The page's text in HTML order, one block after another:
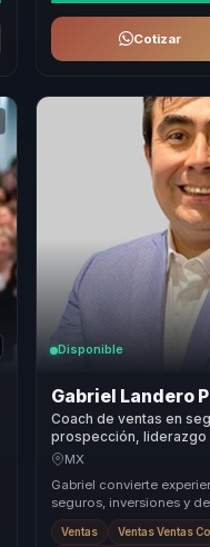
Cotizar
Disponible
Gabriel Landero
Coach de ventas en
prospección, liderazgo
en crecimiento para
MX
Gabriel convierte
seguros, inversiones y
aprendizajes
equipos ...
Ventas Ventas Ventas